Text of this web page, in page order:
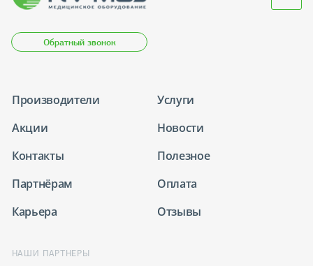
Обратный звонок
Производители
Услуги
Акции
Новости
Контакты
Полезное
Партнёрам
Оплата
Карьера
Отзывы
НАШИ ПАРТНЕРЫ